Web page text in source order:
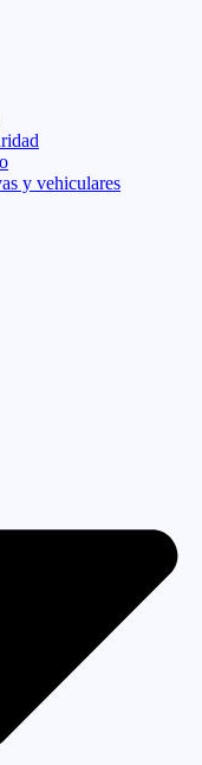
y vehiculares